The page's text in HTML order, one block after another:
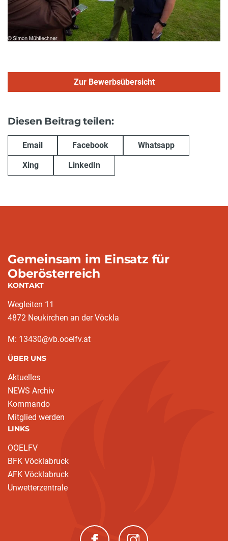
Zur Bewerbsübersicht
Diesen Beitrag teilen:
Email Facebook Whatsapp
Xing LinkedIn
Gemeinsam im Einsatz für
Oberösterreich
KONTAKT
Wegleiten 11
4872 Neukirchen an der Vöckla
M: 13430@vb.ooelfv.at
ÜBER UNS
Aktuelles
NEWS Archiv
Kommando
Mitglied werden
LINKS
OOELFV
BFK Vöcklabruck
AFK Vöcklabruck
Unwetterzentrale